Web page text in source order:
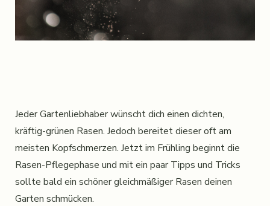
Jeder Gartenliebhaber wünscht dich einen dichten,
kräftig-grünen Rasen. Jedoch bereitet dieser oft am
meisten Kopfschmerzen. Jetzt im Frühling beginnt die
Rasen-Pflegephase und mit ein paar Tipps und Tricks
sollte bald ein schöner gleichmäßiger Rasen deinen
Garten schmücken.